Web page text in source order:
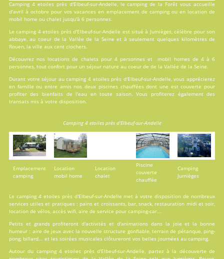
Camping 4 etoiles près d'Elbeuf-sur-Andelle, lecamping de la Forêt vous accueille
d'avril à octobre pour vos vacances en emplacement de campingou en location de
mobil home ou chalet jusqu'à 6 personnes.
Le camping 4 etoiles près d'Elbeuf-sur-Andelle est situé à Jumièges, célèbre pour son
abbaye, au coeur de la Vallée de la Seine et à seulement quelques kilomètres de
Rouen, la ville aux cent clochers.
Découvrez nos locations de chaletspour 4 personnes et mobil homesde 4 à 6
personnes, tout confort pour un séjour nature au coeur de de la Vallée de la Seine.
Durant votre séjour au camping 4 etoiles près d'Elbeuf-sur-Andelle, vous apprécierez
en famille ou entre amis nos deux piscineschauffées dont une est couverte pour
profiter des bienfaits de l'eau en toute saison. Vous profiterez également des
transats mis à votre disposition.
Camping 4 etoiles près d'Elbeuf-sur-Andelle
Emplacement
camping
Location
mobil home
Location
chalet
Piscine
couverte
chauffée
Camping
Jumièges
Le camping 4 etoiles près d'Elbeuf-sur-Andelle met à votre disposition de nombreux
servicesutiles et pratiques : pains et croissants, bar, snack, restauration midi et soir,
location de vélos, accès wifi, aire de service pour camping-car...
Petits et grands profiteront d'activités et d'animations dans la joie et la bonne
humeur : aire de jeux avec la nouvelle structure gonflable, terrain de pétanque, ping-
pong, billard... et les soirées musicales clôtureront vos belles journées au camping.
Autour du camping 4 etoiles près d'Elbeuf-sur-Andelle, partez à la découverte de